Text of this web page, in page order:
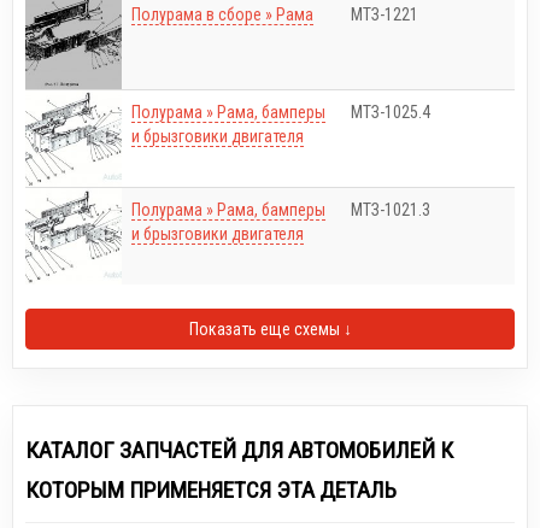
Полурама в сборе » Рама МТЗ-1221
Полурама » Рама, бамперы
и брызговики двигателя
МТЗ-1025.4
Полурама » Рама, бамперы
и брызговики двигателя
МТЗ-1021.3
Показать еще схемы ↓
КАТАЛОГ ЗАПЧАСТЕЙ ДЛЯ АВТОМОБИЛЕЙ К
КОТОРЫМ ПРИМЕНЯЕТСЯ ЭТА ДЕТАЛЬ